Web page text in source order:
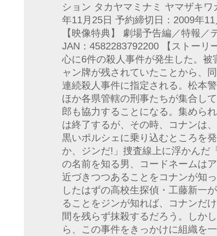
ション タカヤマミナミ ヤマザキ
年11月25日 予約締切日：2009年
【映像特典】 劇場予告編／特報
JAN：4582283792200 【ストーリ
心に6件の殺人事件が発生した。
ャン牌が残されていたことから、
連続殺人事件に指定される。松本
ほか各県管轄の刑事たちが集合し
郎も協力することになる。集めら
は終了するが、その時、コナンは
黒いポルシェに乗り込むところを
か、ジンだ!」捜査線上に浮かんだ
の名前を知る男、コードネームは
近づきつつあることをコナンが知
したはずの高校生探偵・工藤新一
ることをジンが知れば、コナンだ
間を残らず抹殺するだろう。しか
ら、この事件をきっかけに組織を